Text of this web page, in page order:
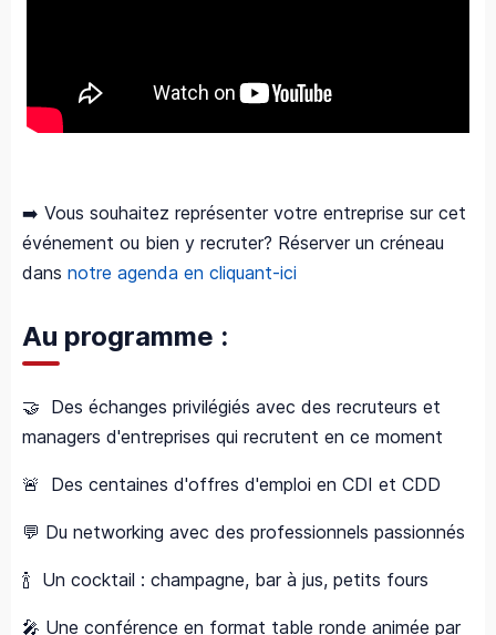
➡️ Vous souhaitez représenter votre entreprise sur cet
événement ou bien y recruter? Réserver un créneau
dans notre agenda en cliquant-ici
Au programme :
🤝 Des échanges privilégiés avec des recruteurs et
managers d'entreprises qui recrutent en ce moment
🚨 Des centaines d'offres d'emploi en CDI et CDD
💬 Du networking avec des professionnels passionnés
🍾 Un cocktail : champagne, bar à jus, petits fours
🎤 Une conférence en format table ronde animée par